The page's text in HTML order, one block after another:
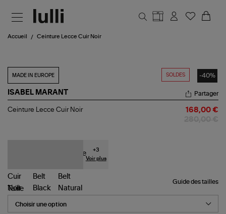
Accueil Ceinture Lecce Cuir Noir
SOLDES -40%
MADE IN EUROPE
ISABEL MARANT
Ceinture
Partager
Ceinture Lecce Cuir Noir 168,00 €
+3
Voir plus
Guide des tailles
Taille